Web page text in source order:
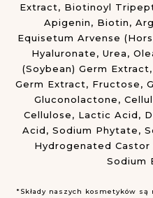
Extract, Biotinoyl
Apigenin, Biotin,
Equisetum Arvense
Hyaluronate, Urea,
(Soybean) Germ
Germ Extract, Fructose,
Gluconolactone,
Cellulose, Lactic Acid,
Acid, Sodium Phytate,
Hydrogenated
Sodium
*Składy naszych kosmetyków